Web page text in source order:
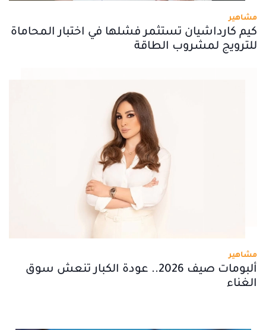
مشاهير
كيم كارداشيان تستثمر فشلها في اختبار المحاماة
للترويج لمشروب الطاقة
مشاهير
ألبومات صيف 2026.. عودة الكبار تنعش سوق
الغناء